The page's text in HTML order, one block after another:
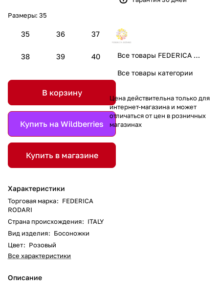
Размеры: 35
35 36 37
38 39 40
В корзину
Купить на Wildberries
Купить в магазине
Характеристики
Торговая марка: FEDERICA
RODARI
Страна происхождения: ITALY
Вид изделия: Босоножки
Цвет: Розовый
Все характеристики
Описание
Все товары FEDERICA RODARI
Все товары категории
Цена действительна только для
интернет-магазина и может
отличаться от цен в розничных
магазинах